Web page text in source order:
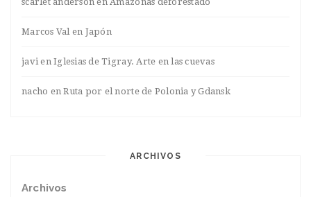
Marcos Val en Japón
javi enIglesias de Tigray. Arte en las cuevas
nacho enRuta por el norte de Polonia y Gdansk
ARCHIVOS
Archivos